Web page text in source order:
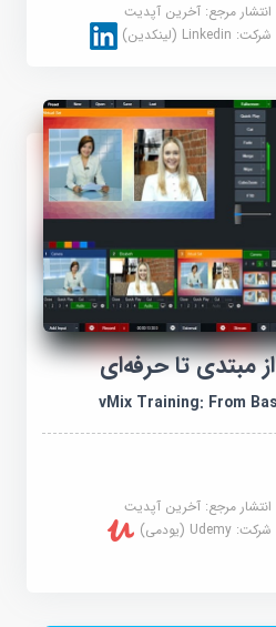
انتشار مرجع:آخرین آپدیت
شرکت:Linkedin (لینکدین)
انتشار مرجع:آخرین آپدیت
شرکت:Udemy (یودمی)